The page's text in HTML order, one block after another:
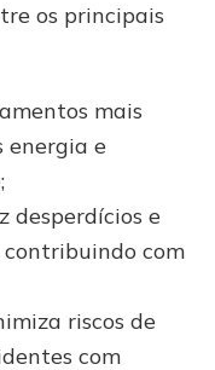
os principais
mais
energia e
desperdícios e
com
riscos de
com